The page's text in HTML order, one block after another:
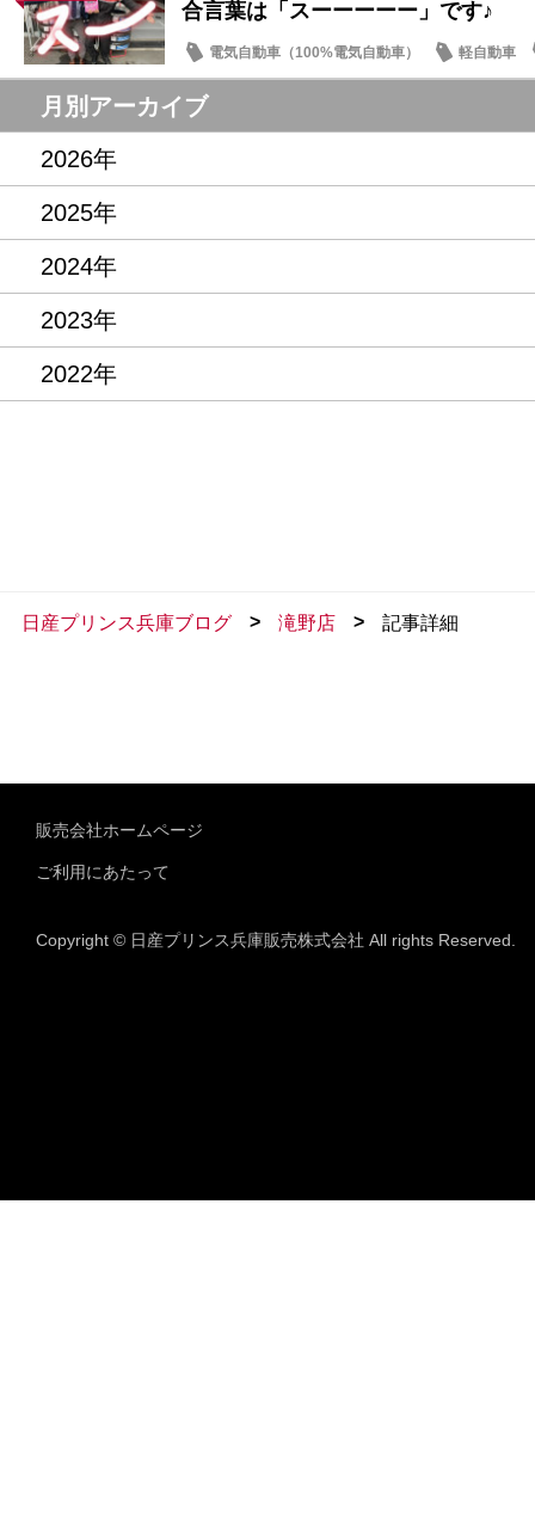
合言葉は「スーーーーー」です♪
電気自動車（100%電気自動車）
軽自動車
サクラ
月別アーカイブ
2026年
2025年
2024年
2023年
2022年
日産プリンス兵庫ブログ > 滝野店 > 記事詳細
販売会社ホームページ
ご利用にあたって
Copyright © 日産プリンス兵庫販売株式会社 All rights Reserved.